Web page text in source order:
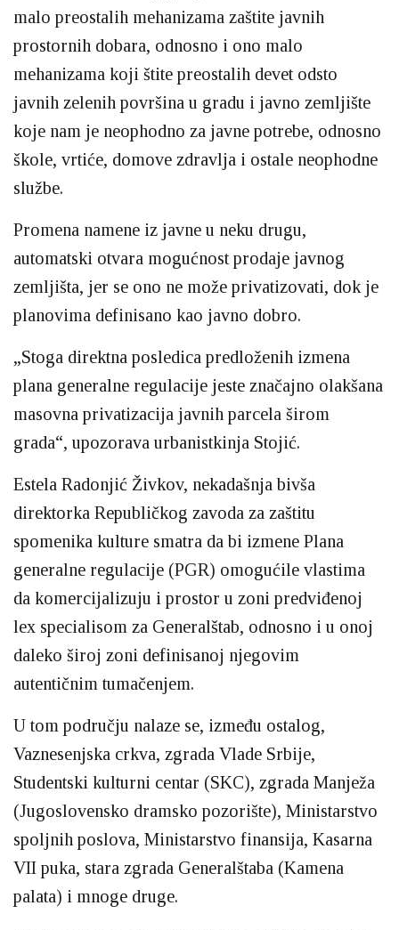
malo preostalih mehanizama zaštite javnih
prostornih dobara, odnosno i ono malo
mehanizama koji štite preostalih devet odsto
javnih zelenih površina u gradu i javno zemljište
koje nam je neophodno za javne potrebe, odnosno
škole, vrtiće, domove zdravlja i ostale neophodne
službe.
Promena namene iz javne u neku drugu,
automatski otvara mogućnost prodaje javnog
zemljišta, jer se ono ne može privatizovati, dok je
planovima definisano kao javno dobro.
„Stoga direktna posledica predloženih izmena
plana generalne regulacije jeste značajno olakšana
masovna privatizacija javnih parcela širom
grada“, upozorava urbanistkinja Stojić.
Estela Radonjić Živkov, nekadašnja bivša
direktorka Republičkog zavoda za zaštitu
spomenika kulture smatra da bi izmene Plana
generalne regulacije (PGR) omogućile vlastima
da komercijalizuju i prostor u zoni predviđenoj
lex specialisom za Generalštab, odnosno i u onoj
daleko široj zoni definisanoj njegovim
autentičnim tumačenjem.
U tom području nalaze se, između ostalog,
Vaznesenjska crkva, zgrada Vlade Srbije,
Studentski kulturni centar (SKC), zgrada Manježa
(Jugoslovensko dramsko pozorište), Ministarstvo
spoljnih poslova, Ministarstvo finansija, Kasarna
VII puka, stara zgrada Generalštaba (Kamena
palata) i mnoge druge.